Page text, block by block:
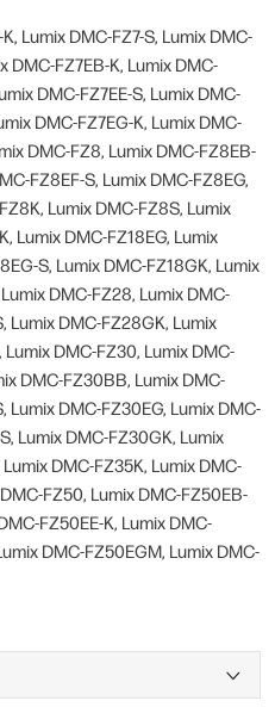
Lumix DMC-FZ7-S, Lumix DMC-
DMC-FZ7EB-K, Lumix DMC-
DMC-FZ7EE-S, Lumix DMC-
DMC-FZ7EG-K, Lumix DMC-
DMC-FZ8, Lumix DMC-FZ8EB-
FZ8EF-S, Lumix DMC-FZ8EG,
Lumix DMC-FZ8S, Lumix
Lumix DMC-FZ18EG, Lumix
S, Lumix DMC-FZ18GK, Lumix
DMC-FZ28, Lumix DMC-
Lumix DMC-FZ28GK, Lumix
DMC-FZ30, Lumix DMC-
DMC-FZ30BB, Lumix DMC-
Lumix DMC-FZ30EG, Lumix DMC-
Lumix DMC-FZ30GK, Lumix
DMC-FZ35K, Lumix DMC-
FZ50, Lumix DMC-FZ50EB-
FZ50EE-K, Lumix DMC-
DMC-FZ50EGM, Lumix DMC-